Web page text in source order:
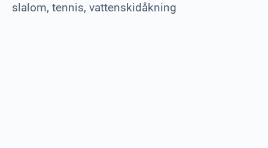
slalom, tennis, vattenskidåkning